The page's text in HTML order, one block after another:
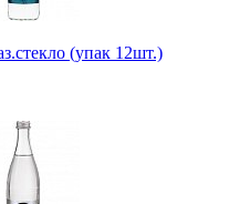
(упак 12шт.)